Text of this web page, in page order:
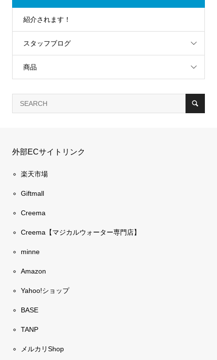
紹介されます！
スタッフブログ
商品
外部ECサイトリンク
楽天市場
Giftmall
Creema
Creema【マジカルウォーター専門店】
minne
Amazon
Yahoo!ショップ
BASE
TANP
メルカリShop